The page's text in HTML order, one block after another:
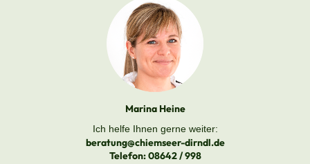
Marina Heine
Ich helfe Ihnen gerne weiter:
beratung@chiemseer-dirndl.de
Telefon:08642 / 998